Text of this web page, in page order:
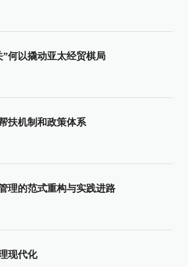
何以撬动亚太经贸棋局
扶机制和政策体系
理的范式重构与实践进路
现代化